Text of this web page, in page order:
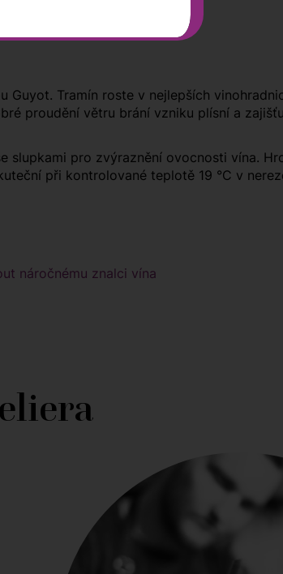
Tramín roste v nejlepších
proudění větru brání vzniku plísní a
pro zvýraznění ovocnosti vína.
při kontrolované teplotě 19 °C v
náročnému znalci vína